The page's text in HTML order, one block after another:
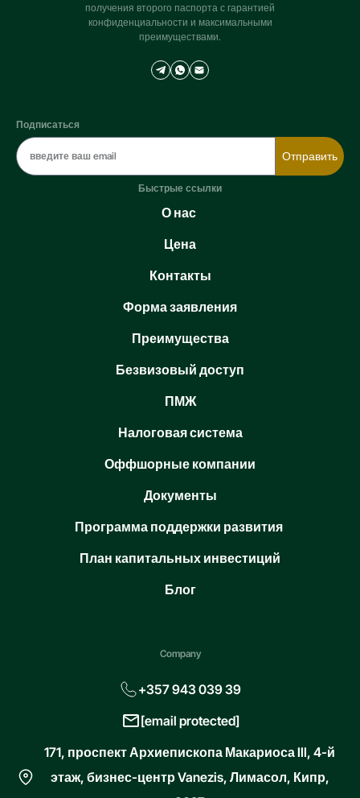
получения второго паспорта с гарантией
конфиденциальности и максимальными
преимуществами.
Подписаться
Отправить
Быстрые ссылки
О нас
Цена
Контакты
Форма заявления
Преимущества
Безвизовый доступ
ПМЖ
Налоговая система
Оффшорные компании
Документы
Программа поддержки развития
План капитальных инвестиций
Блог
Company
+357 943 039 39
[email protected]
171, проспект Архиепископа Макариоса III, 4-й
этаж, бизнес-центр Vanezis, Лимасол, Кипр,